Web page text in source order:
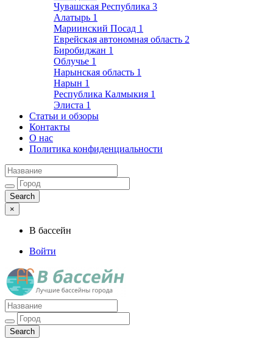
Чувашская Республика 3
Алатырь 1
Мариинский Посад 1
Еврейская автономная область 2
Биробиджан 1
Облучье 1
Нарынская область 1
Нарын 1
Республика Калмыкия 1
Элиста 1
Статьи и обзоры
Контакты
О нас
Политика конфиденциальности
×
В бассейн
Войти
Лучшие бассейны города